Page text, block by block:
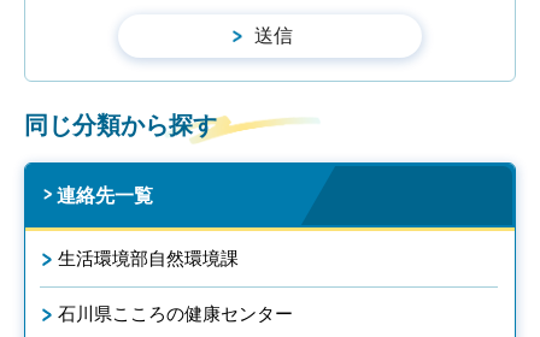
同じ分類から探す
連絡先一覧
生活環境部自然環境課
石川県こころの健康センター